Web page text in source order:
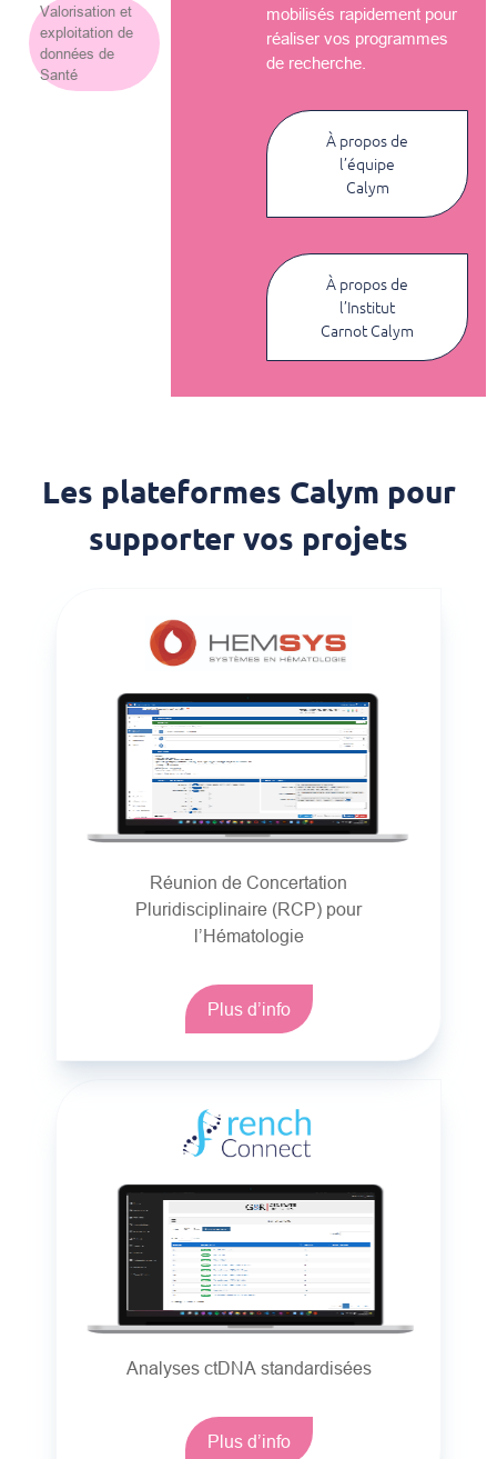
Valorisation et
exploitation de
données de
Santé
mobilisés rapidement pour
réaliser vos programmes
de recherche.
À propos de
l’équipe
Calym
À propos de
l’Institut
Carnot Calym
Les plateformes Calym pour
supporter vos projets
Réunion de Concertation
Pluridisciplinaire (RCP) pour
l’Hématologie
Plus d’info
Analyses ctDNA standardisées
Plus d’info